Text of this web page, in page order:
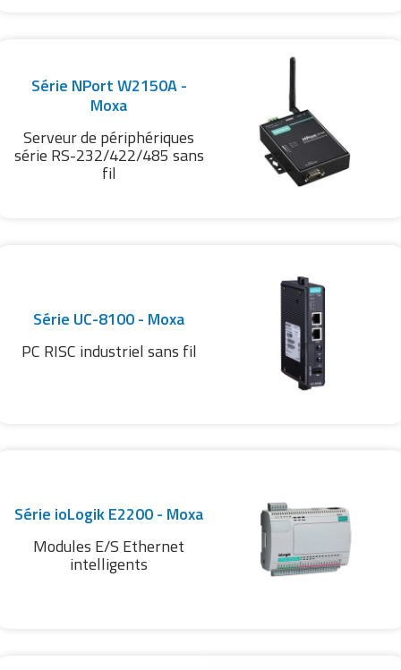
Série NPort W2150A -
Moxa
Serveur de périphériques
série RS-232/422/485 sans
fil
Série UC-8100 - Moxa
PC RISC industriel sans fil
Série ioLogik E2200 - Moxa
Modules E/S Ethernet
intelligents